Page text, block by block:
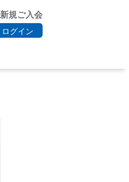
新規ご入会
ログイン